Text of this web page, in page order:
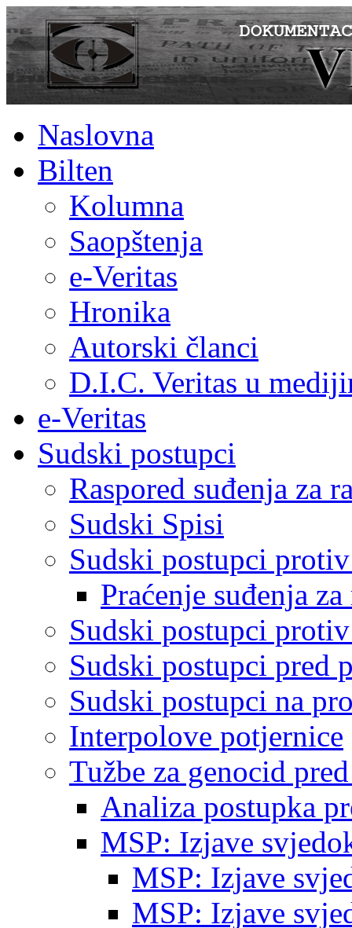
Naslovna
Bilten
Kolumna
Saopštenja
e-Veritas
Hronika
Autorski članci
D.I.C. Veritas u
e-Veritas
Sudski postupci
Raspored suđenja za
Sudski Spisi
Sudski postupci
Praćenje suđenja
Sudski postupci
Sudski postupci pred
Sudski postupci na
Interpolove potjernice
Tužbe za genocid
Analiza postupka
MSP: Izjave
MSP: Izjave
MSP: Izjave